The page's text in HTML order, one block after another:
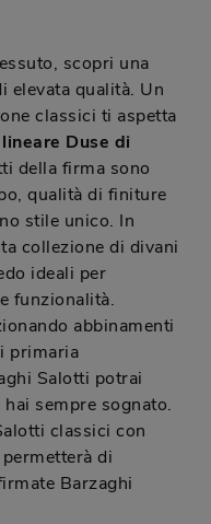
scopri una
elevata qualità. Un
classici ti aspetta
Duse di
della firma sono
qualità di finiture
stile unico. In
collezione di divani
ideali per
funzionalità.
abbinamenti
primaria
Salotti potrai
sempre sognato.
classici con
di
Barzaghi